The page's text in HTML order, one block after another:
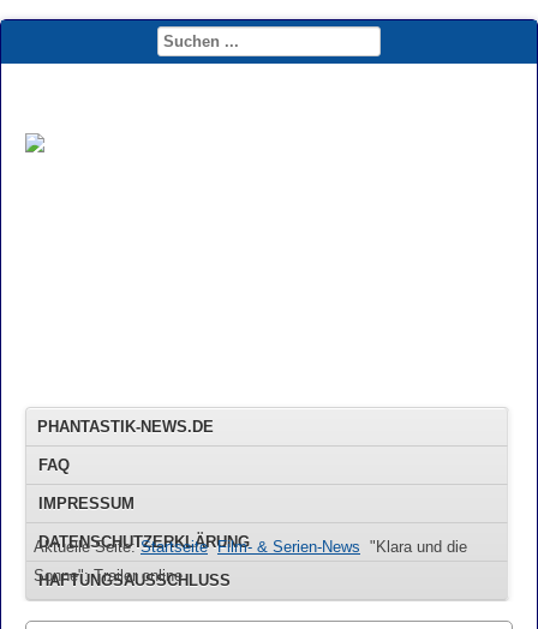
PHANTASTIK-NEWS.DE
FAQ
IMPRESSUM
DATENSCHUTZERKLÄRUNG
HAFTUNGSAUSSCHLUSS
Aktuelle Seite:Startseite Film- & Serien-News "Klara und die
Sonne": Trailer online